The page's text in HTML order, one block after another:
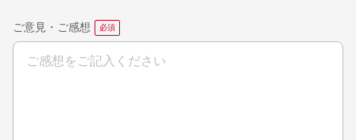
ご意見・ご感想